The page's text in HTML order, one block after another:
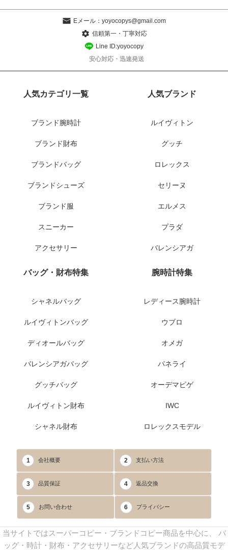
Eメール： yoyocopys@gmail.com
信頼第一・丁寧対応
Line ID:yoyocopy
安心対応・迅速発送
人気カテゴリ一覧
ブランド腕時計
ブランド財布
ブランドバッグ
ブランドシューズ
ブランド服
スニーカー
アクセサリー
人気ブランド
ルイヴィトン
グッチ
ロレックス
セリーヌ
エルメス
プラダ
バレンシアガ
バッグ・財布特集
シャネルバッグ
ルイヴィトンバッグ
ディオールバッグ
バレンシアガバッグ
グッチバッグ
ルイヴィトン財布
シャネル財布
腕時計特集
レディース腕時計
ウブロ
オメガ
パネライ
オーデマピゲ
IWC
ロレックスモデル
1 会社概要 2 支払い方法
3 品質保証 4 返品交換
5 お問い合わせ 6 プライバシー
当サイトではスーパーコピー・ブランドコピー商品を中心に、 バ
ッグ・時計・財布・アクセサリーなど人気ブランドの高品質モデ